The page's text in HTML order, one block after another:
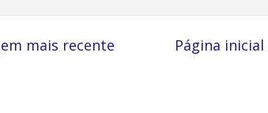
mais recente Página inicial